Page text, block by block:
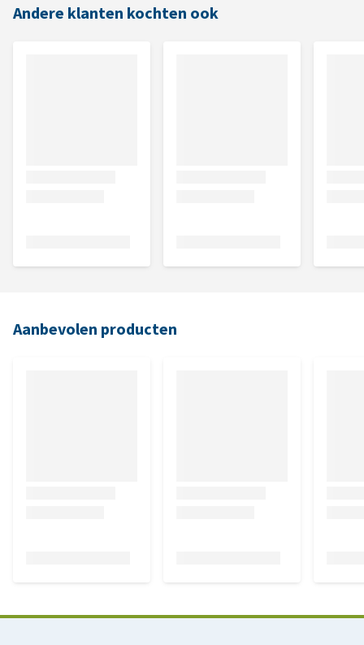
Andere klanten kochten ook
Aanbevolen producten